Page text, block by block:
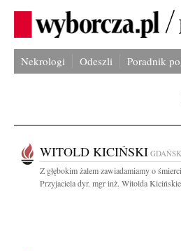
Nekrologi Odeszli Poradnik
WITOLD KICIŃSKI GDAŃSK
Z głębokim żalem zawiadamiamy o
Przyjaciela dyr. mgr inż. Witolda